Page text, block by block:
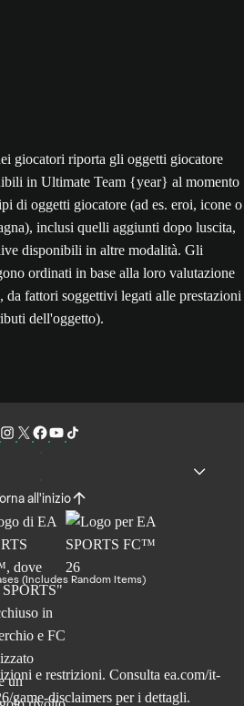
giocatori riporta gli oggetti giocatore
in Ultimate Team {year} al momento
di oggetti giocatore (ad es. eroi, icone o
inclusi quelli aggiunti dopo luscita,
disponibili in altre modalità. Gli
ordinati in base alla loro valutazione
da fattori soggettivi legati alle prestazioni
dell'oggetto).
all'inizio
(Includes Random Items)
e restrizioni. Consulta ea.com/it-
/game-disclaimers per i dettagli.